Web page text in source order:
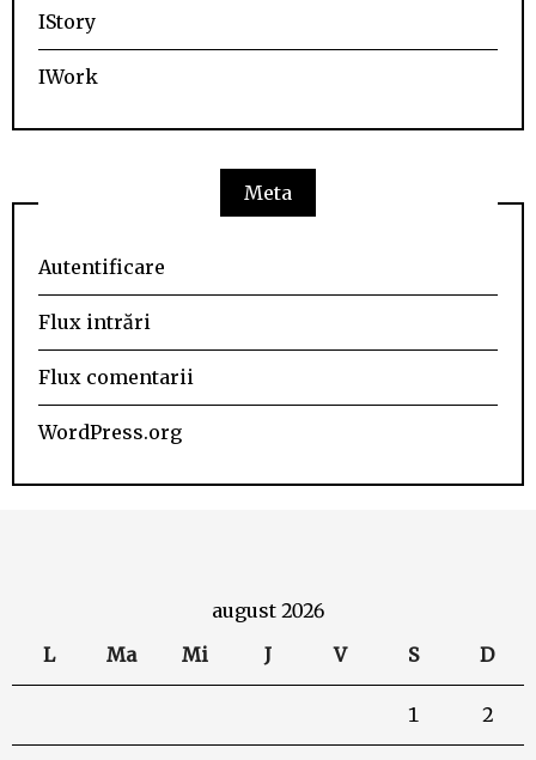
IStory
IWork
Meta
Autentificare
Flux intrări
Flux comentarii
WordPress.org
august 2026
L
Ma Mi J V S D
1 2